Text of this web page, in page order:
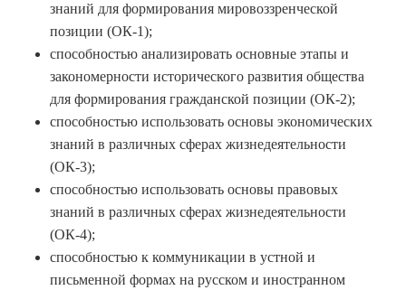
знаний для формирования мировоззренческой
позиции (ОК-1);
способностью анализировать основные этапы и
закономерности исторического развития общества
для формирования гражданской позиции (ОК-2);
способностью использовать основы экономических
знаний в различных сферах жизнедеятельности
(ОК-3);
способностью использовать основы правовых
знаний в различных сферах жизнедеятельности
(ОК-4);
способностью к коммуникации в устной и
письменной формах на русском и иностранном